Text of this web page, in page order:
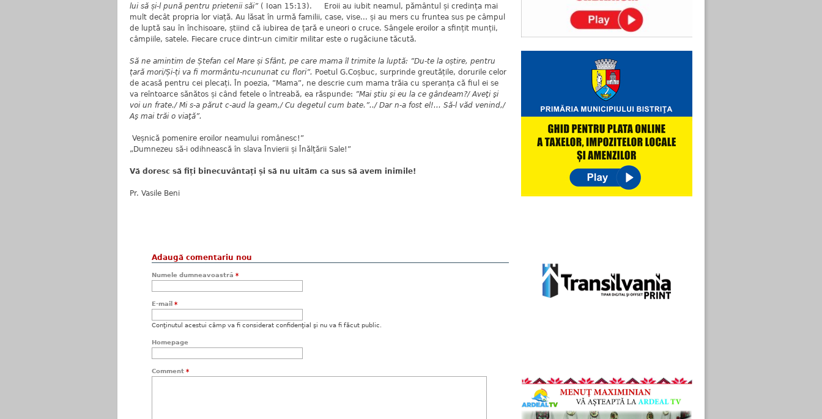
lui să și-l pună pentru prietenii săi”( Ioan 15:13). Eroii au iubit neamul, pământul și credința mai
mult decât propria lor viață. Au lăsat în urmă familii, case, vise... și au mers cu fruntea sus pe câmpul
de luptă sau în închisoare, știind că iubirea de țară e uneori o cruce. Sângele eroilor a sfințit munții,
câmpiile, satele. Fiecare cruce dintr-un cimitir militar este o rugăciune tăcută.
Să ne amintim de Ștefan cel Mare și Sfânt, pe care mama îl trimite la luptă: ”Du-te la oștire, pentru
țară mori/Și-ți va fi mormântu-ncununat cu flori”. Poetul G.Coșbuc, surprinde greutățile, dorurile celor
de acasă pentru cei plecați. În poezia, ”Mama”, ne descrie cum mama trăia cu speranța că fiul ei se
va reîntoarce sănătos și când fetele o întreabă, ea răspunde: ”Mai ştiu şi eu la ce gândeam?/ Aveţi şi
voi un frate./ Mi s-a părut c-aud la geam,/ Cu degetul cum bate.”../ Dar n-a fost el!... Să-l văd venind,/
Aş mai trăi o viaţă”.
Veșnică pomenire eroilor neamului românesc!”
„Dumnezeu să-i odihnească în slava Învierii și Înălțării Sale!”
Vă doresc să fiți binecuvântați și să nu uităm ca sus să avem inimile!
Pr. Vasile Beni
Adaugă comentariu nou
Numele dumneavoastră *
E-mail *
Conţinutul acestui câmp va fi considerat confidenţial şi nu va fi făcut public.
Homepage
Comment *